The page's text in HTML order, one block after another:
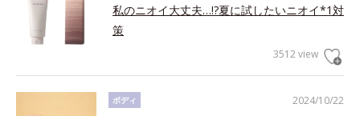
私のニオイ大丈夫…!?夏に試したいニオイ*1対
策
3512 view
2024/10/22
ボディ